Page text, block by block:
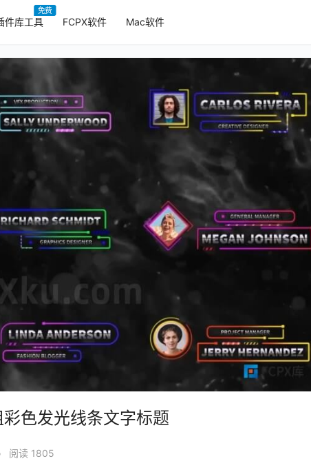
件库工具
免费
FCPX软件 Mac软件
色发光线条文字标题
阅读 1805